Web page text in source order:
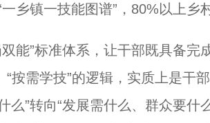
乡镇一技能图谱”，80%以上
”标准体系，让干部既具备完
“按需学技”的逻辑，实质上是
么”转向“发展需什么、群众要什